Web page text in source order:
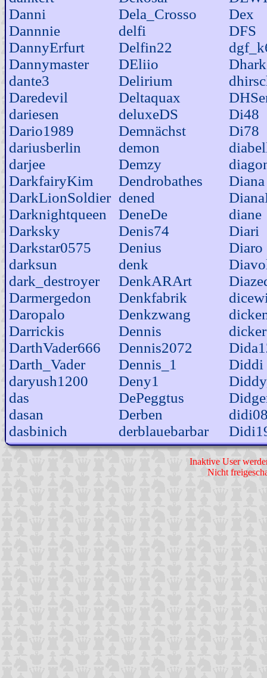
Danni
Dannnie
DannyErfurt
Dannymaster
dante3
Daredevil
dariesen
Dario1989
dariusberlin
darjee
DarkfairyKim
DarkLionSoldier
Darknightqueen
Darksky
Darkstar0575
darksun
dark_destroyer
Darmergedon
Daropalo
Darrickis
DarthVader666
Darth_Vader
daryush1200
das
dasan
dasbinich
Dela_Crosso
delfi
Delfin22
DEliio
Delirium
Deltaquax
deluxeDS
Demnächst
demon
Demzy
Dendrobathes
dened
DeneDe
Denis74
Denius
denk
DenkARArt
Denkfabrik
Denkzwang
Dennis
Dennis2072
Dennis_1
Deny1
DePeggtus
Derben
derblauebarbar
Dex
DFS
Dhark
Di48
Di78
Diana
diane
Diari
Diaro
Diddi
Inaktive User
Nicht